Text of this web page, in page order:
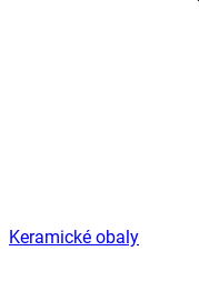
Keramické obaly